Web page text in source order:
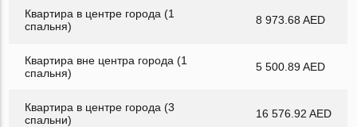
Квартира в центре города (1
спальня)
8 973.68 AED
Квартира вне центра города (1
спальня)
5 500.89 AED
Квартира в центре города (3
спальни)
16 576.92 AED